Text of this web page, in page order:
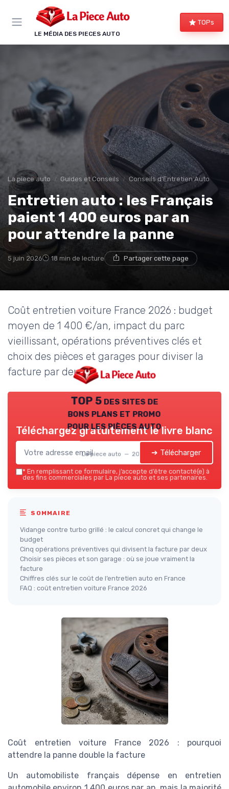
LE MÉDIA DES PIECES AUTO
TOPs
La piece auto Guides et Conseils Conseils d'Entretien Auto
Entretien auto : les Français
paient 1 400 euros par an
pour attendre la panne
5 juin 2026 18 min de lecture Partager cette page
Coût entretien voiture France 2026 : budget
moyen de 1 400 €/an, impact du parc
vieillissant, opérations préventives clés et
choix des pièces et garages pour diviser la
facture par deux.
TOP 5 des sites de
bons plans et promo
pour les pièces auto
La piece auto — 2026
Téléchargez gratuitement le livre blanc
➔ Télécharger
* En remplissant ce formulaire, j’accepte d’être contacté(e) à
des fins commerciales par La piece auto et ses partenaires.
SOMMAIRE
Vidange contre turbo grillé : le calcul concret qui change le
budget
Cinq opérations préventives qui divisent la facture par deux
Choisir ses pièces et son garage : où se joue vraiment la
facture
Chiffres clés sur le coût de l’entretien auto en France
FAQ : coût entretien voiture France 2026
Coût entretien voiture France 2026 : pourquoi
attendre la panne double la facture
Un automobiliste français dépense en entretien
Panneau de gestion des cookies